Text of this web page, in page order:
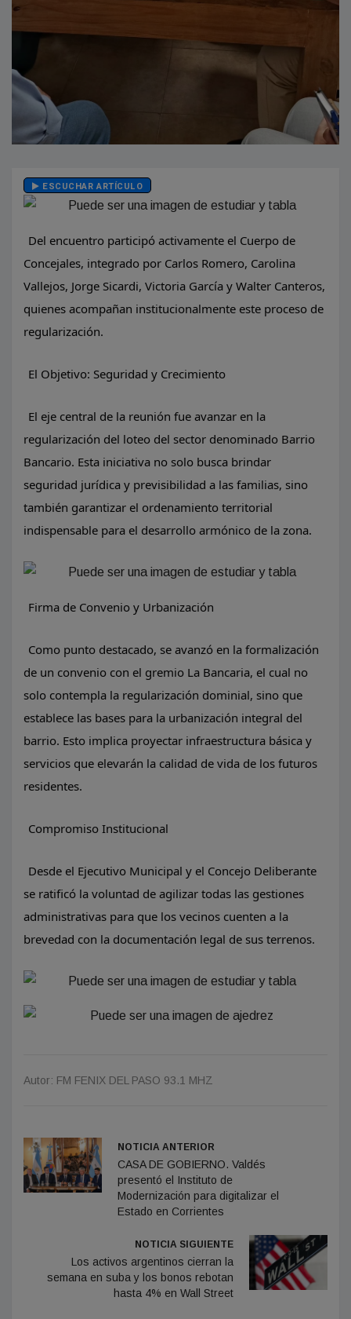
ESCUCHAR ARTÍCULO
​Del encuentro participó activamente el Cuerpo de
Concejales, integrado por Carlos Romero, Carolina
Vallejos, Jorge Sicardi, Victoria García y Walter Canteros,
quienes acompañan institucionalmente este proceso de
regularización.
El Objetivo: Seguridad y Crecimiento
El eje central de la reunión fue avanzar en la
regularización del loteo del sector denominado Barrio
Bancario. Esta iniciativa no solo busca brindar
seguridad jurídica y previsibilidad a las familias, sino
también garantizar el ordenamiento territorial
indispensable para el desarrollo armónico de la zona.
Firma de Convenio y Urbanización
Como punto destacado, se avanzó en la formalización
de un convenio con el gremio La Bancaria, el cual no
solo contempla la regularización dominial, sino que
establece las bases para la urbanización integral del
barrio. Esto implica proyectar infraestructura básica y
servicios que elevarán la calidad de vida de los futuros
residentes.
Compromiso Institucional
Desde el Ejecutivo Municipal y el Concejo Deliberante
se ratificó la voluntad de agilizar todas las gestiones
administrativas para que los vecinos cuenten a la
brevedad con la documentación legal de sus terrenos.
Autor: FM FENIX DEL PASO 93.1 MHZ
NOTICIA ANTERIOR
CASA DE GOBIERNO. Valdés
presentó el Instituto de
Modernización para digitalizar el
Estado en Corrientes
NOTICIA SIGUIENTE
Los activos argentinos cierran la
semana en suba y los bonos rebotan
hasta 4% en Wall Street